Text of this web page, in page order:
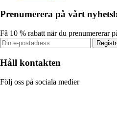
Prenumerera på vårt
Få 10 % rabatt när du prenumererar
Håll kontakten
Följ oss på sociala medier